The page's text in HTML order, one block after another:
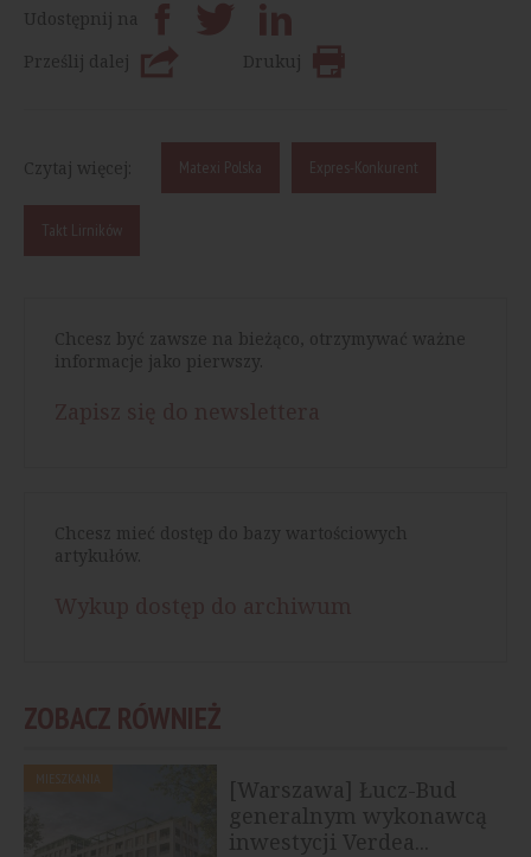
Udostępnij na
Prześlij dalej
Drukuj
Czytaj więcej: Matexi Polska Expres-Konkurent
Takt Lirników
Chcesz być zawsze na bieżąco, otrzymywać ważne
informacje jako pierwszy.
Chcesz mieć dostęp do bazy wartościowych
artykułów.
ZOBACZ RÓWNIEŻ
[Warszawa] Łucz-Bud
generalnym wykonawcą
inwestycji Verdea...